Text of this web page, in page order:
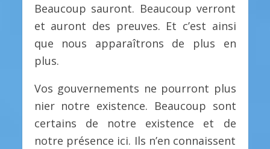
Beaucoup sauront. Beaucoup verront
et auront des preuves. Et c’est ainsi
que nous apparaîtrons de plus en
plus.
Vos gouvernements ne pourront plus
nier notre existence. Beaucoup sont
certains de notre existence et de
notre présence ici. Ils n’en connaissent